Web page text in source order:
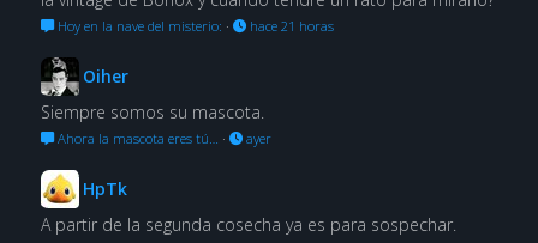
Hoy en la nave del misterio: · hace 21 horas
Oiher
Siempre somos su mascota.
Ahora la mascota eres tú… · ayer
HpTk
A partir de la segunda cosecha ya es para sospechar.